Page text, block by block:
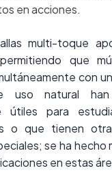
en acciones.
multi-toque
que
con
uso natural
útiles para
o que tienen
se ha hecho
en estas